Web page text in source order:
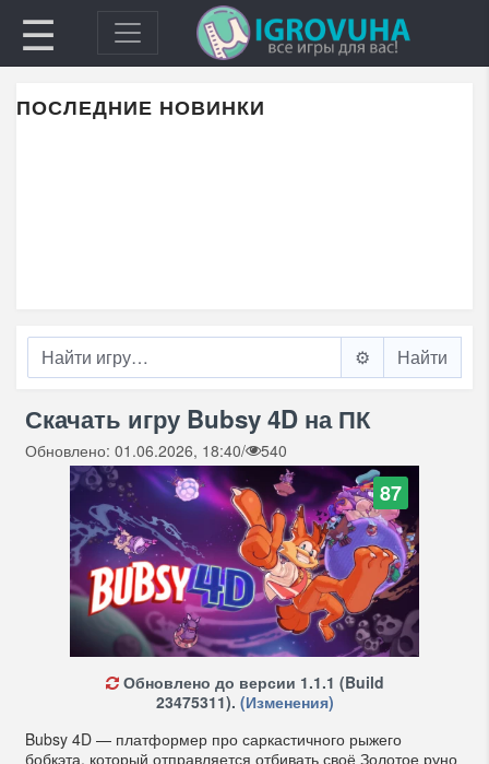
☰
ПОСЛЕДНИЕ НОВИНКИ
⚙️
Скачать игру Bubsy 4D на ПК
Обновлено: 01.06.2026, 18:40/ 540
87
Обновлено до версии 1.1.1 (Build
23475311). (Изменения)
Bubsy 4D — платформер про саркастичного рыжего
бобкэта, который отправляется отбивать своё Золотое руно